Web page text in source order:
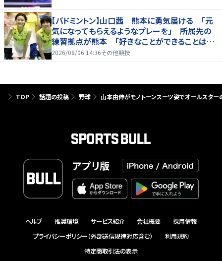
【バドミントン】山口茜 熊本に勇気届ける 「元
気になってもらえるようなプレーを」 所属先の
練習拠点が熊本 「好きなことができることは当
たり前じゃない」
2026/08/06 14:36その他競技
TOP 話題の投稿 野球 山本由伸がモノトーンスーツ姿でオールスター
アプリ版
ヘルプ 推奨環境 サービス紹介 会社概要
採用情報
プライバシーポリシー（外部送信規律対応含む）
利用規約
特定商取引法の表示